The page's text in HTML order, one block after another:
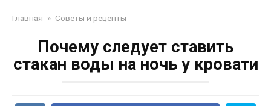
Главная » Советы и рецепты
Почему следует ставить
стакан воды на ночь у кровати